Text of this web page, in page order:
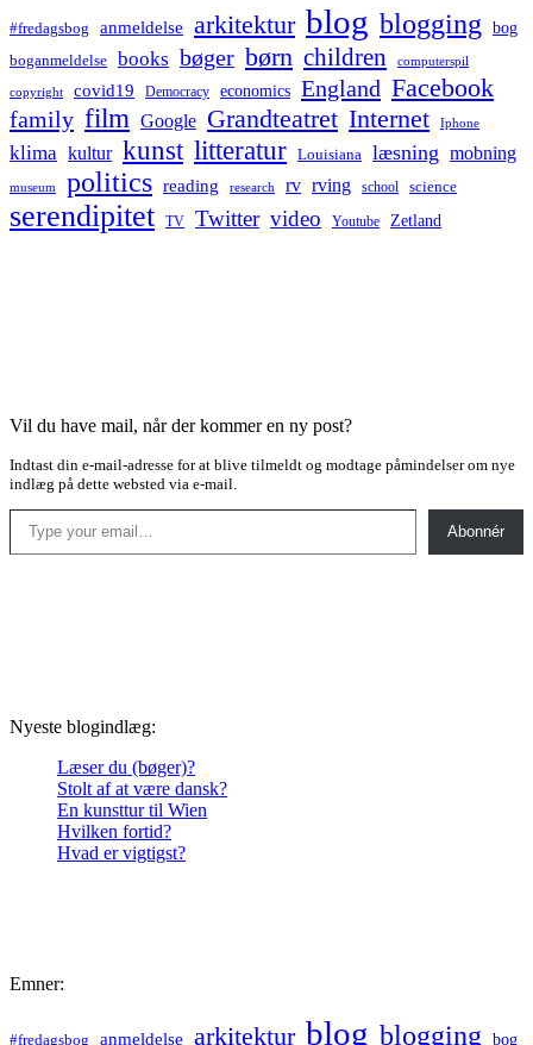
#fredagsbog anmeldelse arkitektur blog blogging bog
boganmeldelse books bøger børn children computerspil
copyright covid19 Democracy economics England Facebook
family film Google Grandteatret Internet Iphone
klima kultur kunst litteratur Louisiana læsning mobning
museum politics reading research rv rving school science
serendipitet TV Twitter video Youtube Zetland
Vil du have mail, når der kommer en ny post?
Indtast din e-mail-adresse for at blive tilmeldt og modtage påmindelser om nye
indlæg på dette websted via e-mail.
Type your email…
Abonnér
Nyeste blogindlæg:
Læser du (bøger)?
Stolt af at være dansk?
En kunsttur til Wien
Hvilken fortid?
Hvad er vigtigst?
Emner:
#fredagsbog anmeldelse arkitektur blog blogging bog